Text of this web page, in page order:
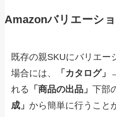
Amazonバリエーシ
既存の親SKUにバリエー
場合には、
「カタログ」
れる 「商品の出品」下部
成」 から簡単に行うこと